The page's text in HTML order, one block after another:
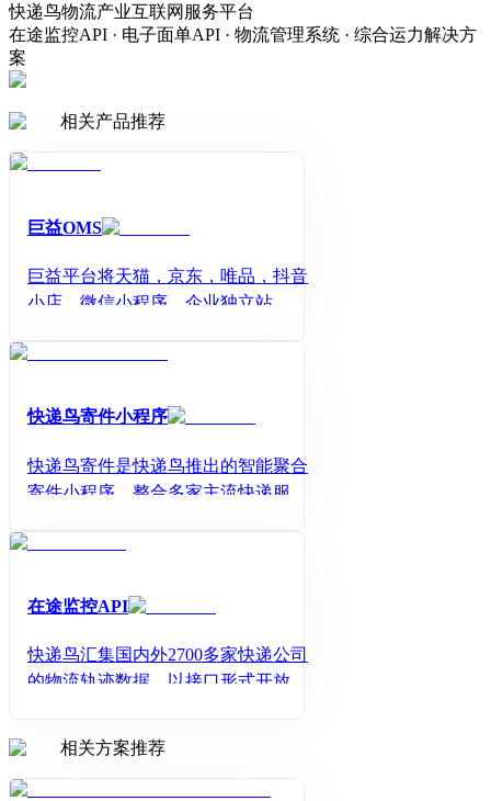
快递鸟物流产业互联网服务平台
在途监控API · 电子面单API · 物流管理系统 · 综合运力解决方
案
相关产品推荐
巨益OMS
巨益平台将天猫，京东，唯品，抖音
小店，微信小程序，企业独立站，跨
存汇总计算后共享到三方平台销售。
快递鸟寄件小程序
快递鸟寄件是快递鸟推出的智能聚合
寄件小程序，整合多家主流快递服
简单、更省心！
在途监控API
快递鸟汇集国内外2700多家快递公司
的物流轨迹数据，以接口形式开放给
态查询服务(包括已揽收、在途中、到
相关方案推荐